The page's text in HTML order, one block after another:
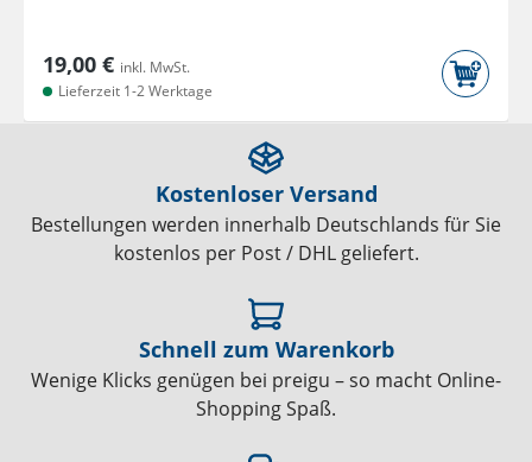
19,00 € inkl. MwSt.
Lieferzeit 1-2 Werktage
Kostenloser Versand
Bestellungen werden innerhalb Deutschlands für Sie
kostenlos per Post / DHL geliefert.
Schnell zum Warenkorb
Wenige Klicks genügen bei preigu – so macht Online-
Shopping Spaß.